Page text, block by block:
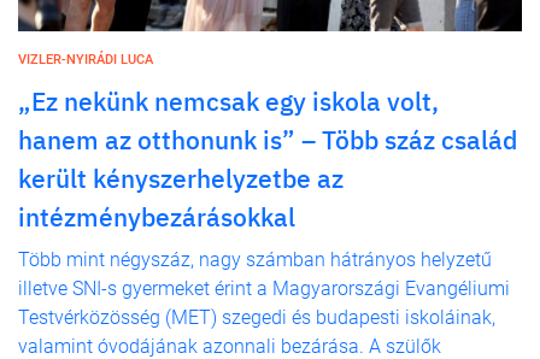
VIZLER-NYIRÁDI LUCA
„Ez nekünk nemcsak egy iskola volt,
hanem az otthonunk is” – Több száz család
került kényszerhelyzetbe az
intézménybezárásokkal
Több mint négyszáz, nagy számban hátrányos helyzetű
illetve SNI-s gyermeket érint a Magyarországi Evangéliumi
Testvérközösség (MET) szegedi és budapesti iskoláinak,
valamint óvodájának azonnali bezárása. A szülők